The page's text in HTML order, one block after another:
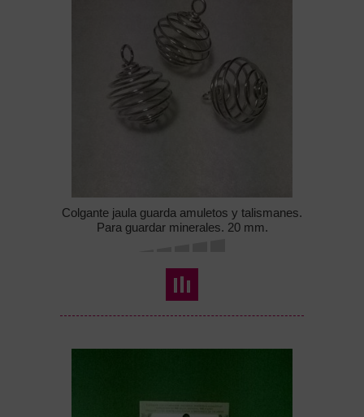
Colgante jaula guarda amuletos y talismanes.
Para guardar minerales. 20 mm.